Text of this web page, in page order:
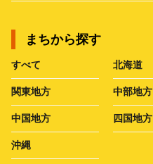
まちから探す
すべて 北海道
関東地方 中部地方
中国地方 四国地方
沖縄